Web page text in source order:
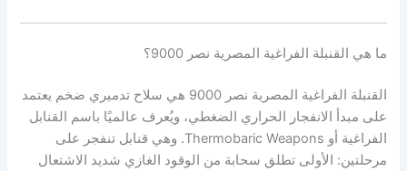
ما هي القنبلة الفراغية المصرية نصر 9000؟
القنبلة الفراغية المصرية نصر 9000 هي سلاح تدميري ضخم يعتمد
على مبدأ الانفجار الحراري الضغطي، ويُعرف عالميًا باسم القنابل
الفراغية أو Thermobaric Weapons. وهي قنابل تنفجر على
مرحلتين: الأولى تطلق سحابة من الوقود الغازي شديد الاشتعال